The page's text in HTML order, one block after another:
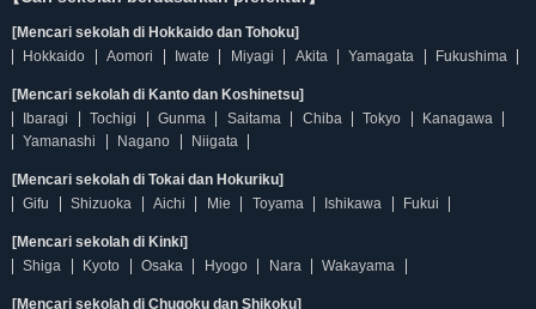
[Mencari sekolah di Hokkaido dan Tohoku]
Hokkaido
Aomori Iwate Miyagi Akita Yamagata Fukushima
[Mencari sekolah di Kanto dan Koshinetsu]
Ibaragi
Tochigi Gunma Saitama Chiba Tokyo
Kanagawa
Yamanashi
Nagano Niigata
[Mencari sekolah di Tokai dan Hokuriku]
Gifu
Shizuoka Aichi Mie Toyama Ishikawa Fukui
[Mencari sekolah di Kinki]
Shiga
Kyoto Osaka Hyogo Nara Wakayama
[Mencari sekolah di Chugoku dan Shikoku]